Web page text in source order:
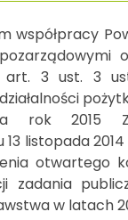
współpracy
art. 3 ust. 3
rok 2015
listopada
otwartego
zadania
w latach